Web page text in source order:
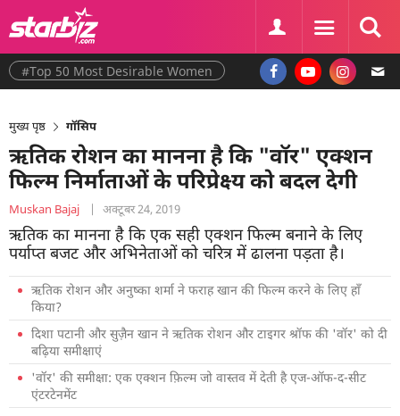
#Top 50 Most Desirable Women
मुख्य पृष्ठ गॉसिप
ऋतिक रोशन का मानना ​​है कि "वॉर" एक्शन
फिल्म निर्माताओं के परिप्रेक्ष्य को बदल देगी
Muskan Bajaj | अक्टूबर 24, 2019
ऋतिक का मानना ​​है कि एक सही एक्शन फिल्म बनाने के लिए
पर्याप्त बजट और अभिनेताओं को चरित्र में ढालना पड़ता है।
ऋतिक रोशन और अनुष्का शर्मा ने फराह खान की फिल्म करने के लिए हाँ
किया?
दिशा पटानी और सुज़ैन खान ने ऋतिक रोशन और टाइगर श्रॉफ की 'वॉर' को दी
बढ़िया समीक्षाएं
'वॉर' की समीक्षा: एक एक्शन फ़िल्म जो वास्तव में देती है एज-ऑफ-द-सीट
एंटरटेनमेंट